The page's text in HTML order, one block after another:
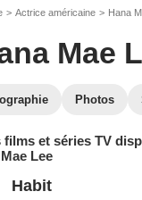
Actrice américaine Hana
Mae
Photos
et séries TV
Lee
Habit